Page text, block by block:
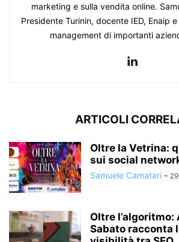
marketing e sulla vendita online.
Presidente Turinin, docente IED, Enaip
management di importanti
ARTICOLI
Oltre la Vetrina:
sui social
Samuele Camatari -
Oltre l’algoritmo:
Sabato racconta